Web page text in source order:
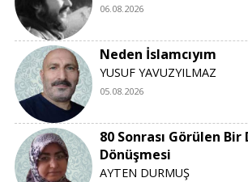
06.08.2026
Neden İslamcıyım
YUSUF YAVUZYILMAZ
05.08.2026
80 Sonrası Görülen Bir
Dönüşmesi
AYTEN DURMUŞ